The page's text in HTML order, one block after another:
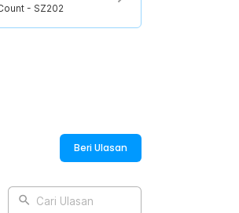
- SZ202
Beri Ulasan
Cari Ulasan